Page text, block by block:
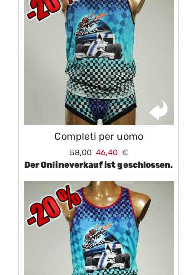
Completi per uomo
58,00 46,40 €
Der Onlineverkauf ist geschlossen.